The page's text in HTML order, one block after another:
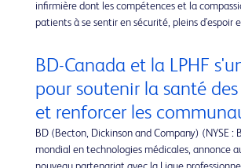
infirmière dont les compétences et la
patients à se sentir en sécurité, pleins d'espoir
BD-Canada et la LPHF
pour soutenir la santé
et renforcer les
BD (Becton, Dickinson and Company) (NYSE :
mondial en technologies médicales, annonce